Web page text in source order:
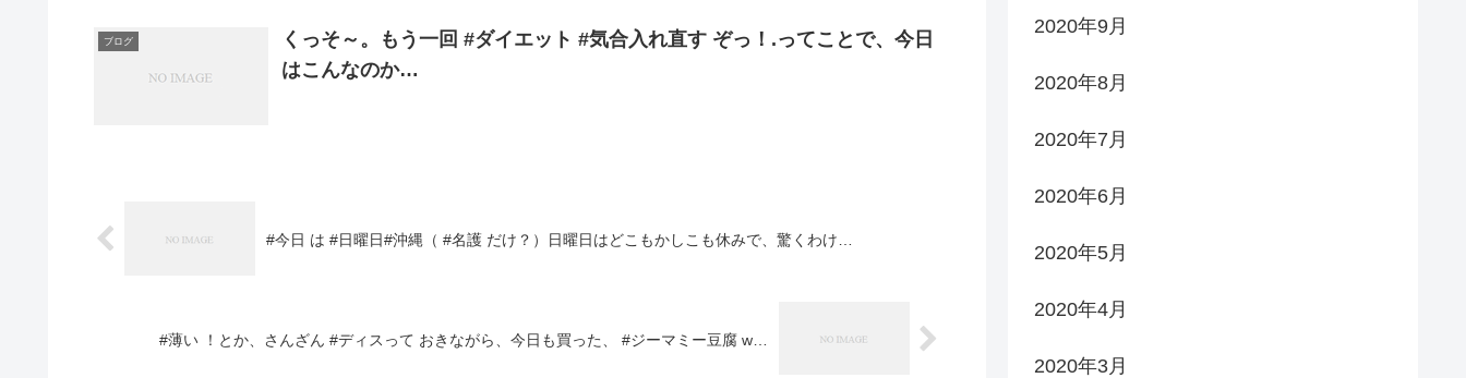
ブログ
くっそ～。もう一回 #ダイエット #気合入れ直す ぞっ！.ってことで、今日
はこんなのか…
#今日 は #日曜日#沖縄（ #名護 だけ？）日曜日はどこもかしこも休みで、驚くわけ…
#薄い ！とか、さんざん #ディスって おきながら、今日も買った、 #ジーマミー豆腐 w…
2020年9月
2020年8月
2020年7月
2020年6月
2020年5月
2020年4月
2020年3月